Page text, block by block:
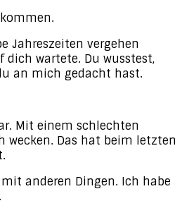
Jahreszeiten vergehen
dich wartete. Du wusstest,
an mich gedacht hast.
Mit einem schlechten
wecken. Das hat beim letzten
anderen Dingen. Ich habe